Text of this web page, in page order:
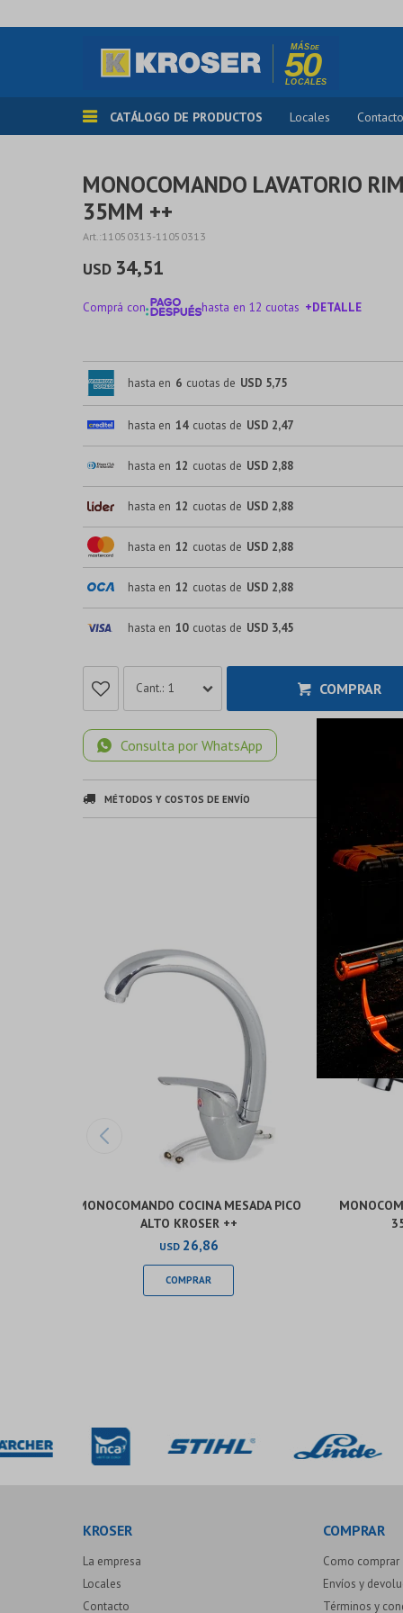
CATÁLOGO DE PRODUCTOS Locales Contacto
MONOCOMANDO LAVATORIO
35MM ++
11050313-11050313
USD 34,51
Comprá con hasta en 12 cuotas +DETALLE
hasta en 6 cuotas de USD 5,75
hasta en 14 cuotas de USD 2,47
hasta en 12 cuotas de USD 2,88
hasta en 12 cuotas de USD 2,88
hasta en 12 cuotas de USD 2,88
hasta en 12 cuotas de USD 2,88
hasta en 10 cuotas de USD 3,45
1 COMPRAR
Consulta por WhatsApp
MÉTODOS Y COSTOS DE ENVÍO
MONOCOMANDO COCINA MESADA PICO
ALTO KROSER ++
USD 26,86
KROSER
La empresa
Locales
Contacto
COMPRAR
Como comprar
Envíos y
Términos y